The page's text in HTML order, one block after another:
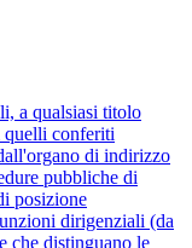
a qualsiasi titolo
conferiti
di indirizzo
pubbliche di
posizione
dirigenziali (da
che distinguano le